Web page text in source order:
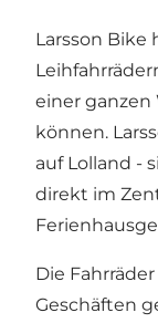
Larsson Bike
einer ganzen
können.
auf Lolland -
direkt im
Die
Geschäften